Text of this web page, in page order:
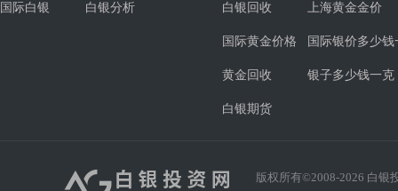
国际白银 白银分析 白银回收 上海黄金金价
国际黄金价格 国际银价多少钱
黄金回收 银子多少钱一克
白银期货
版权所有©2008-2026 白银